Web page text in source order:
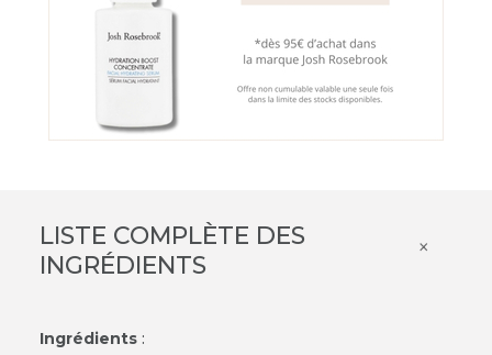
LISTE COMPLÈTE DES
INGRÉDIENTS
×
Ingrédients: